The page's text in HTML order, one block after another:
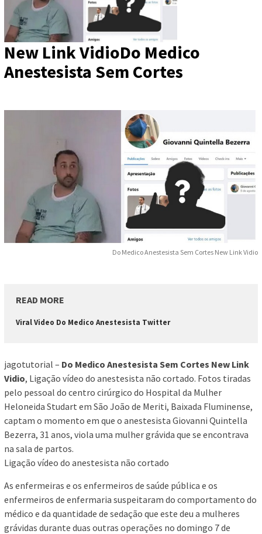
New Link VidioDo Medico
Anestesista Sem Cortes
Do Medico Anestesista Sem Cortes New Link Vidio
READ MORE
Viral Video Do Medico Anestesista Twitter
jagotutorial – Do Medico Anestesista Sem Cortes New Link
Vidio, Ligação vídeo do anestesista não cortado. Fotos tiradas
pelo pessoal do centro cirúrgico do Hospital da Mulher
Heloneida Studart em São João de Meriti, Baixada Fluminense,
captam o momento em que o anestesista Giovanni Quintella
Bezerra, 31 anos, viola uma mulher grávida que se encontrava
na sala de partos.
Ligação vídeo do anestesista não cortado
As enfermeiras e os enfermeiros de saúde pública e os
enfermeiros de enfermaria suspeitaram do comportamento do
médico e da quantidade de sedação que este deu a mulheres
grávidas durante duas outras operações no domingo 7 de